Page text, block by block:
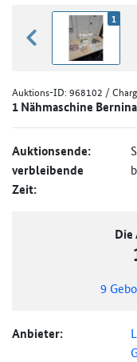
zurück blättern
1
Auktions-ID:968102 /
1 Nähmaschine
Auktionsende:
verbleibende
Zeit:
9
Anbieter: